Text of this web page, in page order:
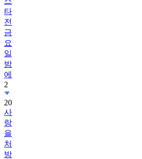
타
전
금
요
일
밤
에
2
20
사
랑
을
처
방